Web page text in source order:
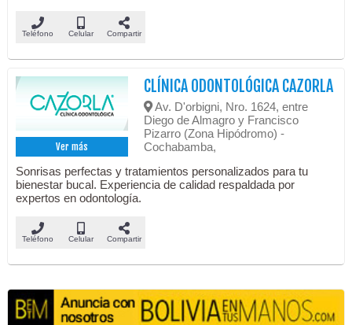
Teléfono Celular Compartir
Ver más
CLÍNICA ODONTOLÓGICA CAZORLA
Av. D'orbigni, Nro. 1624, entre
Diego de Almagro y Francisco
Pizarro (Zona Hipódromo) -
Cochabamba,
Sonrisas perfectas y tratamientos personalizados para tu
bienestar bucal. Experiencia de calidad respaldada por
expertos en odontología.
Teléfono Celular Compartir